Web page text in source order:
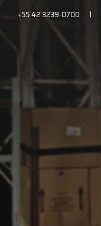
+55 42 3239-0700